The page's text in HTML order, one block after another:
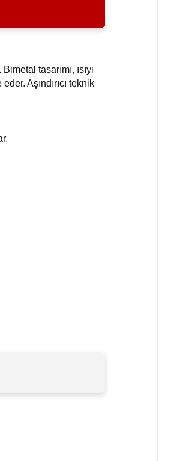
tasarımı, ısıyı
Aşındırıcı teknik